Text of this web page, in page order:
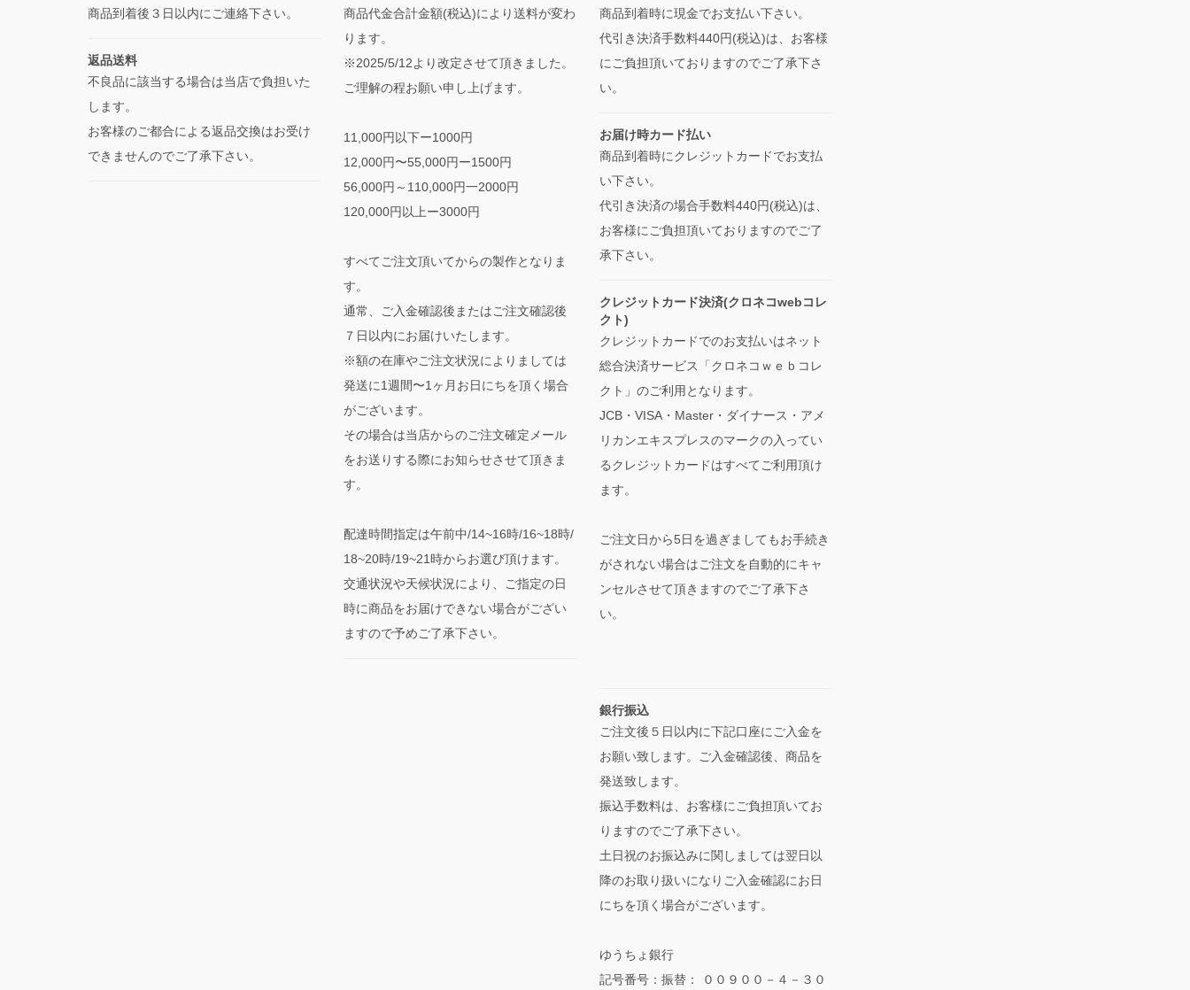
商品到着後３日以内にご連絡下さい。
返品送料
不良品に該当する場合は当店で負担いた
します。
お客様のご都合による返品交換はお受け
できませんのでご了承下さい。
商品代金合計金額(税込)により送料が変わ
ります。
※2025/5/12より改定させて頂きました。
ご理解の程お願い申し上げます。
11,000円以下ー1000円
12,000円〜55,000円ー1500円
56,000円～110,000円一2000円
120,000円以上ー3000円
すべてご注文頂いてからの製作となりま
す。
通常、ご入金確認後またはご注文確認後
７日以内にお届けいたします。
※額の在庫やご注文状況によりましては
発送に1週間〜1ヶ月お日にちを頂く場合
がございます。
その場合は当店からのご注文確定メール
をお送りする際にお知らせさせて頂きま
す。
配達時間指定は午前中/14~16時/16~18時/
18~20時/19~21時からお選び頂けます。
交通状況や天候状況により、ご指定の日
時に商品をお届けできない場合がござい
ますので予めご了承下さい。
商品到着時に現金でお支払い下さい。
代引き決済手数料440円(税込)は、お客様
にご負担頂いておりますのでご了承下さ
い。
お届け時カード払い
商品到着時にクレジットカードでお支払
い下さい。
代引き決済の場合手数料440円(税込)は、
お客様にご負担頂いておりますのでご了
承下さい。
クレジットカード決済(クロネコwebコレ
クト)
クレジットカードでのお支払いはネット
総合決済サービス「クロネコｗｅｂコレ
クト」のご利用となります。
JCB・VISA・Master・ダイナース・アメ
リカンエキスプレスのマークの入ってい
るクレジットカードはすべてご利用頂け
ます。
ご注文日から5日を過ぎましてもお手続き
がされない場合はご注文を自動的にキャ
ンセルさせて頂きますのでご了承下さ
い。
銀行振込
ご注文後５日以内に下記口座にご入金を
お願い致します。ご入金確認後、商品を
発送致します。
振込手数料は、お客様にご負担頂いてお
りますのでご了承下さい。
土日祝のお振込みに関しましては翌日以
降のお取り扱いになりご入金確認にお日
にちを頂く場合がございます。
ゆうちょ銀行
記号番号：振替： ００９００－４－３０